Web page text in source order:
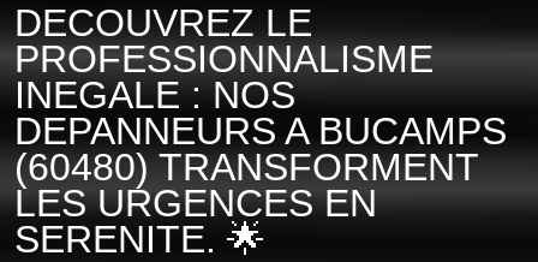
DECOUVREZ LE
PROFESSIONNALISME
INEGALE : NOS
DEPANNEURS A BUCAMPS
(60480) TRANSFORMENT
LES URGENCES EN
SERENITE. 🌟